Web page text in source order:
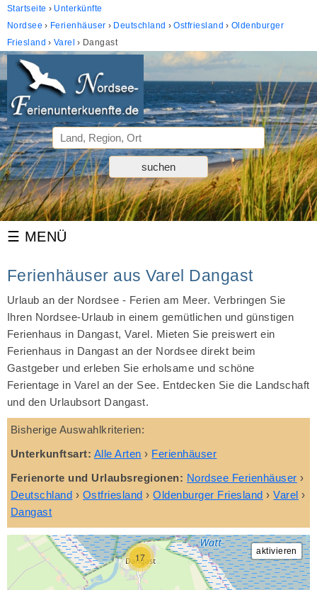
Startseite
Unterkünfte
Nordsee
Ferienhäuser Deutschland Ostfriesland
Oldenburger
Friesland
Varel Dangast
Ferienhäuser aus Varel Dangast
Urlaub an der Nordsee - Ferien am Meer. Verbringen Sie
Ihren Nordsee-Urlaub in einem gemütlichen und günstigen
Ferienhaus in Dangast, Varel. Mieten Sie preiswert ein
Ferienhaus in Dangast an der Nordsee direkt beim
Gastgeber und erleben Sie erholsame und schöne
Ferientage in Varel an der See. Entdecken Sie die Landschaft
und den Urlaubsort Dangast.
Bisherige Auswahlkriterien:
Unterkunftsart: Alle Arten › Ferienhäuser
Ferienorte und Urlaubsregionen: Nordsee Ferienhäuser ›
Deutschland › Ostfriesland ›Oldenburger Friesland ›Varel ›
Dangast
17